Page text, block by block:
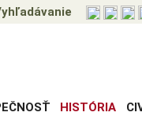
HISTÓRIA